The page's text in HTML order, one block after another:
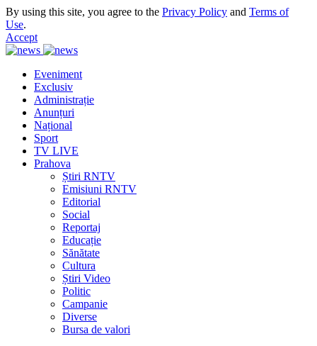
By using this site, you agree to the Privacy Policy and Terms of
Use.
Accept
Eveniment
Exclusiv
Administrație
Anunțuri
Național
Sport
TV LIVE
Prahova
Știri RNTV
Emisiuni RNTV
Editorial
Social
Reportaj
Educație
Sănătate
Cultura
Știri Video
Politic
Campanie
Diverse
Bursa de valori